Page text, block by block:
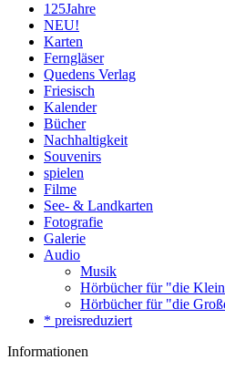
125Jahre
NEU!
Karten
Ferngläser
Quedens Verlag
Friesisch
Kalender
Bücher
Nachhaltigkeit
Souvenirs
spielen
Filme
See- & Landkarten
Fotografie
Galerie
Audio
Musik
Hörbücher für "die
Hörbücher für "die
* preisreduziert
Informationen